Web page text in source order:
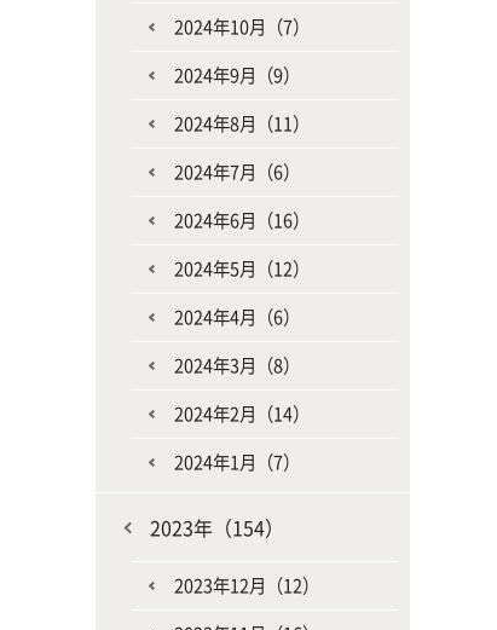
2024年10月（7）
2024年9月（9）
2024年8月（11）
2024年7月（6）
2024年6月（16）
2024年5月（12）
2024年4月（6）
2024年3月（8）
2024年2月（14）
2024年1月（7）
2023年（154）
2023年12月（12）